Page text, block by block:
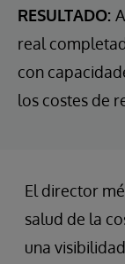
RESULTADO:
real
con
los costes de
El director
salud de la
una